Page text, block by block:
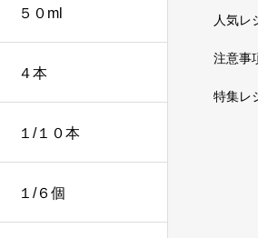
５０ml
４本
１/１０本
１/６個
人気レ
注意事
特集レ